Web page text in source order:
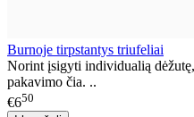
Burnoje tirpstantys triufeliai
Norint įsigyti individualią
pakavimo čia. ..
€650